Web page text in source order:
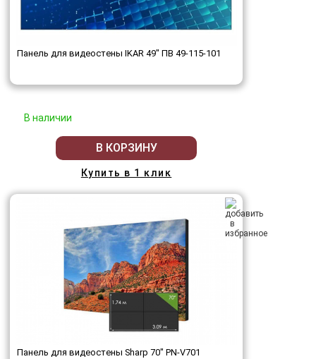
Панель для видеостены IKAR 49" ПВ 49-115-101
В наличии
В КОРЗИНУ
Купить в 1 клик
Панель для видеостены Sharp 70" PN-V701